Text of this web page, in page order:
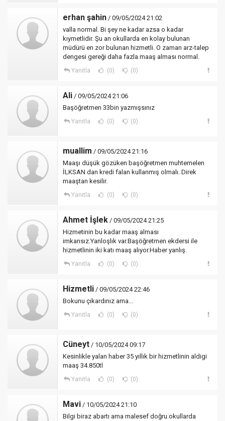
erhan şahin / 09/05/2024 21:02
valla normal. Bi şey ne kadar azsa o kadar
kıymetlidir. Şu an okullarda en kolay bulunan
müdürü en zor bulunan hizmetli. O zaman arz-talep
dengesi gereği daha fazla maaş alması normal.
Yanıtla (0) (0)
Ali / 09/05/2024 21:06
Başöğretmen 33bin yazmışsınız
Yanıtla (0) (0)
muallim / 09/05/2024 21:16
Maaşı düşük gözüken başöğretmen muhtemelen
İLKSAN dan kredi falan kullanmış olmalı. Direk
maaştan kesilir.
Yanıtla (0) (0)
Ahmet İşlek / 09/05/2024 21:25
Hizmetinin bu kadar maaş alması
imkansız.Yanloşlık var.Başöğretmen ekdersi ile
hizmetlinin iki katı maaş alıyor.Haber yanlış.
Yanıtla (0) (0)
Hizmetli / 09/05/2024 22:46
Bokunu çıkardınız ama...
Yanıtla (0) (0)
Cüneyt / 10/05/2024 09:17
Kesinlikle yalan haber 35 yıllık bir hizmetlinin aldigi
maaş 34.850tl
Yanıtla (0) (0)
Mavi / 10/05/2024 21:10
Bilgi biraz abartı ama malesef doğru.okullarda